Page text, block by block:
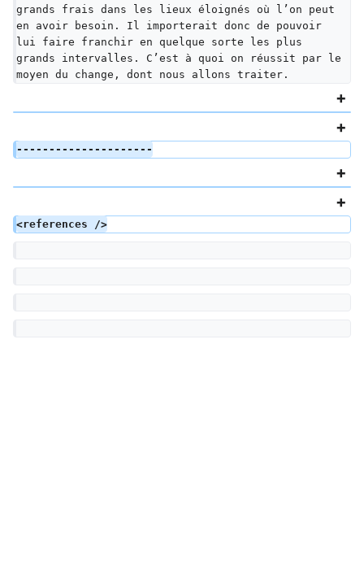
grands frais dans les lieux éloignés où l’on peut
en avoir besoin. Il importerait donc de pouvoir
lui faire franchir en quelque sorte les plus
grands intervalles. C’est à quoi on réussit par le
moyen du change, dont nous allons traiter.
---------------------
<references />